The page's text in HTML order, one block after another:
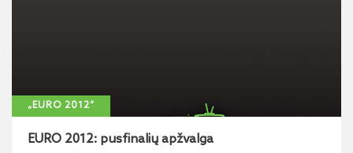
„EURO 2012“
EURO 2012: pusfinalių apžvalga